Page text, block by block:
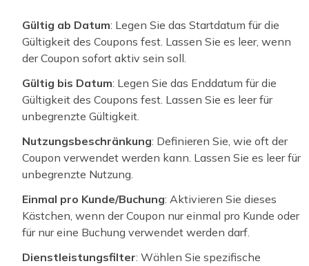
Gültig ab Datum: Legen Sie das Startdatum für die
Gültigkeit des Coupons fest. Lassen Sie es leer, wenn
der Coupon sofort aktiv sein soll.
Gültig bis Datum: Legen Sie das Enddatum für die
Gültigkeit des Coupons fest. Lassen Sie es leer für
unbegrenzte Gültigkeit.
Nutzungsbeschränkung: Definieren Sie, wie oft der
Coupon verwendet werden kann. Lassen Sie es leer für
unbegrenzte Nutzung.
Einmal pro Kunde/Buchung: Aktivieren Sie dieses
Kästchen, wenn der Coupon nur einmal pro Kunde oder
für nur eine Buchung verwendet werden darf.
Dienstleistungsfilter: Wählen Sie spezifische